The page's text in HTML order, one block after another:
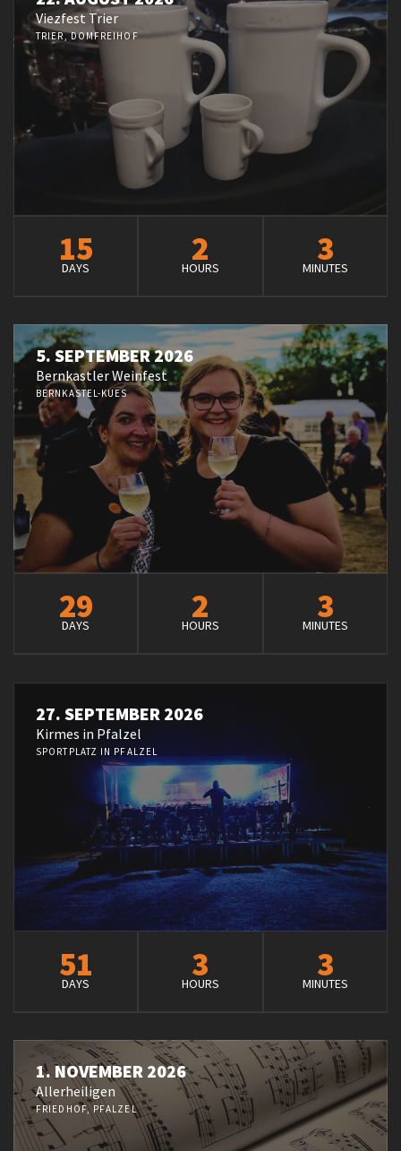
Viezfest Trier
TRIER, DOMFREIHOF
15
DAYS 2
HOURS 3
MINUTES
5. SEPTEMBER 2026
Bernkastler Weinfest
BERNKASTEL-KUES
29
DAYS 2
HOURS 3
MINUTES
27. SEPTEMBER 2026
Kirmes in Pfalzel
SPORTPLATZ IN PFALZEL
51
DAYS 3
HOURS 3
MINUTES
1. NOVEMBER 2026
Allerheiligen
FRIEDHOF, PFALZEL